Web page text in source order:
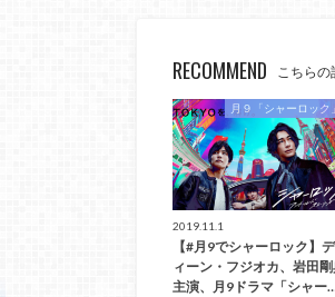
RECOMMEND こちらの
月９「シャーロック」
2019.11.1
【#月9でシャーロック】デ
ィーン・フジオカ、岩田
主演、月9ドラマ「シャー